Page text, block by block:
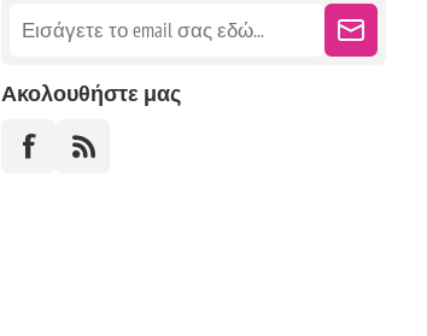
Ακολουθήστε μας